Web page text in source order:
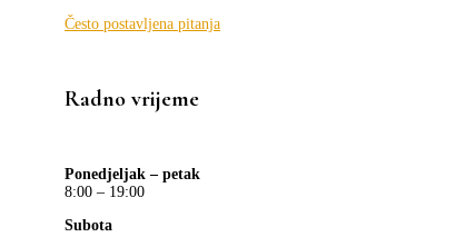
Često postavljena pitanja
Radno vrijeme
Ponedjeljak – petak
8:00 – 19:00
Subota